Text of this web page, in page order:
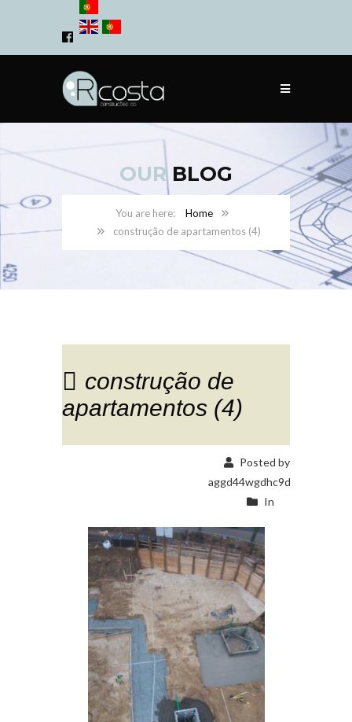
OURBLOG
Home
construção de apartamentos (4)
construção de
apartamentos (4)
Posted by
aggd44wgdhc9d
In